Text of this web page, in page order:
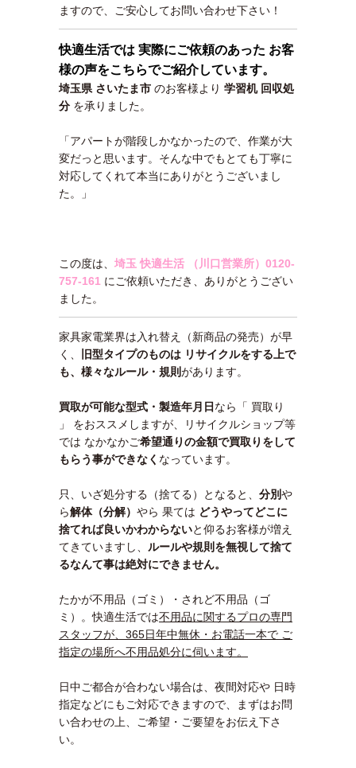
ますので、ご安心してお問い合わせ下さい！
快適生活では 実際にご依頼のあった お客
様の声をこちらでご紹介しています。
埼玉県 さいたま市 のお客様より 学習机 回収処
分 を承りました。
「アパートが階段しかなかったので、作業が大
変だっと思います。そんな中でもとても丁寧に
対応してくれて本当にありがとうございまし
た。」
この度は、 埼玉 快適生活 （川口営業所） 0120-
757-161 にご依頼いただき、ありがとうござい
ました。
家具家電業界は入れ替え（新商品の発売）が早
く、
旧型タイプのものは リサイクルをする上で
も、様々なルール・規則があります。
買取が可能な型式・製造年月日 なら「 買取り
」 をおススメしますが、リサイクルショップ等
では なかなかご希望通りの金額で買取りをして
もらう事ができなく なっています。
只、いざ処分する（捨てる）となると、 分別や
ら解体（分解） やら 果ては どうやってどこに
捨てれば良いかわからないと仰るお客様が増え
てきていますし、 ルールや規則を無視して捨て
るなんて事は絶対にできません。
たかが不用品（ゴミ）・されど不用品（ゴ
ミ）。快適生活では不用品に関するプロの専門
スタッフが、365日年中無休・お電話一本で ご
指定の場所へ不用品処分に伺います。
日中ご都合が合わない場合は、夜間対応や 日時
指定などにもご対応できますので、まずはお問
い合わせの上、ご希望・ご要望をお伝え下さ
い。